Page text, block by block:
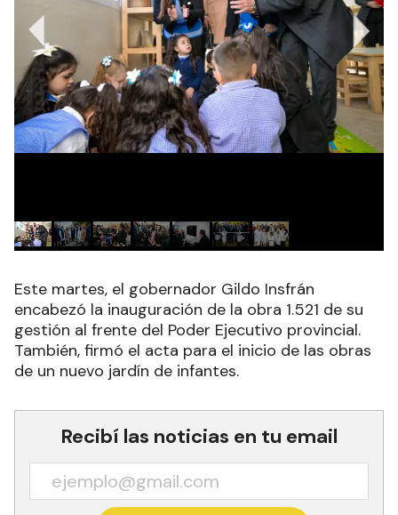
Este martes, el gobernador Gildo Insfrán
encabezó la inauguración de la obra 1.521 de su
gestión al frente del Poder Ejecutivo provincial.
También, firmó el acta para el inicio de las obras
de un nuevo jardín de infantes.
Recibí las noticias en tu email